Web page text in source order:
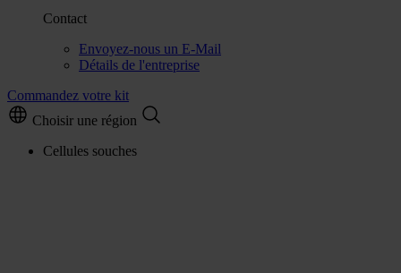
Contact
Envoyez-nous un E-Mail
Détails de l'entreprise
Commandez votre kit
Choisir une région
Cellules souches